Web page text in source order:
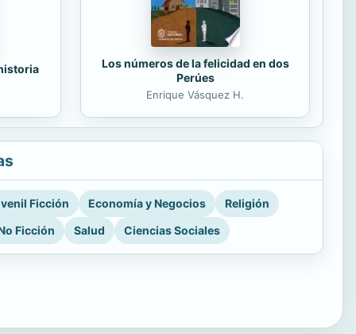
Los números de la felicidad en dos
Perúes
Enrique Vásquez H.
Ficción Economía y Negocios
Religión
Ficción
Salud Ciencias Sociales